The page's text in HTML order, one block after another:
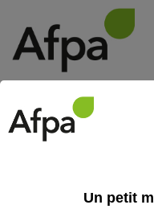
Un petit